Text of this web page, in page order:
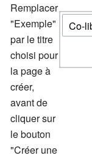
Remplacer
"Exemple"
par le titre
choisi pour
la page à
créer,
avant de
cliquer sur
le bouton
"Créer une